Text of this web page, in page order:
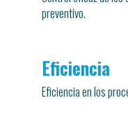
preventivo.
Eficiencia
Eficiencia en los